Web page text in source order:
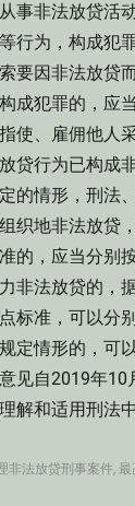
非法放贷活动
行为，构成犯
因非法放贷而
成犯罪的，应
、雇佣他人采
贷行为已构成
情形，刑法、
地非法放贷，
的，应当分别
法放贷的，据
标准，可以分
定情形的，可
自2019年10月
理解和适用刑法
非法放贷刑事案件, 最